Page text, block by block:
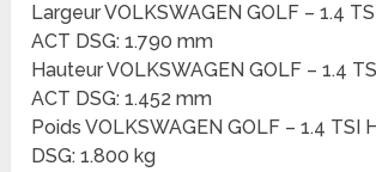
Largeur VOLKSWAGEN GOLF – 1.4
ACT DSG: 1.790 mm
Hauteur VOLKSWAGEN GOLF – 1.4
ACT DSG: 1.452 mm
Poids VOLKSWAGEN GOLF – 1.4 TSI
DSG: 1.800 kg